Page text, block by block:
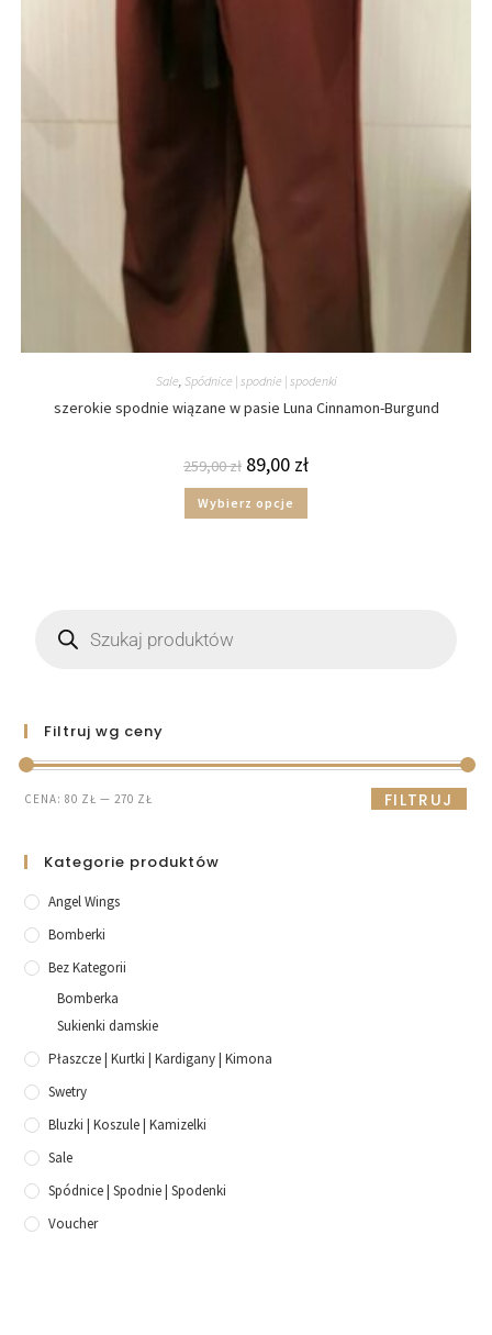
Sale, Spódnice | spodnie | spodenki
szerokie spodnie wiązane w pasie Luna Cinnamon-Burgund
259,00zł 89,00 zł
Wybierz opcje
Filtruj wg ceny
FILTRUJ
CENA:80 ZŁ —270 ZŁ
Kategorie produktów
Angel Wings
Bomberki
Bez Kategorii
Bomberka
Sukienki damskie
Płaszcze | Kurtki | Kardigany | Kimona
Swetry
Bluzki | Koszule | Kamizelki
Sale
Spódnice | Spodnie | Spodenki
Voucher